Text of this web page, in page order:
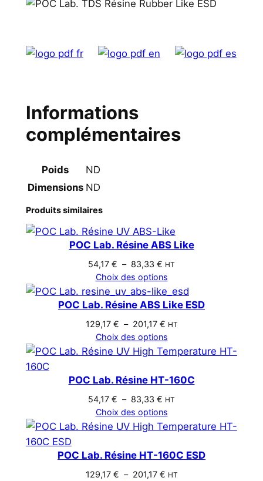
Informations
complémentaires
Poids
ND
Dimensions ND
Produits similaires
POC Lab. Résine ABS Like
54,17 € – 83,33 € Plage
de
prix :
54,17 €
83,33 €
HT
Choix des options
POC Lab. Résine ABS Like ESD
129,17 € – 201,17 €Plage
de
prix :
201,17 €
HT
Choix des options
POC Lab. Résine HT-160C
54,17 € – 83,33 € Plage
de
prix :
à
83,33 €
HT
Choix des options
POC Lab. Résine HT-160C ESD
129,17 € – 201,17 €Plage
HT